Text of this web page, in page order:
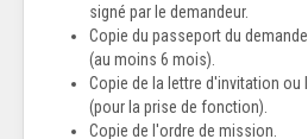
signé par le demandeur.
Copie du passeport du
(au moins 6 mois).
Copie de la lettre d'invitation
(pour la prise de fonction).
Copie de l'ordre de mission.